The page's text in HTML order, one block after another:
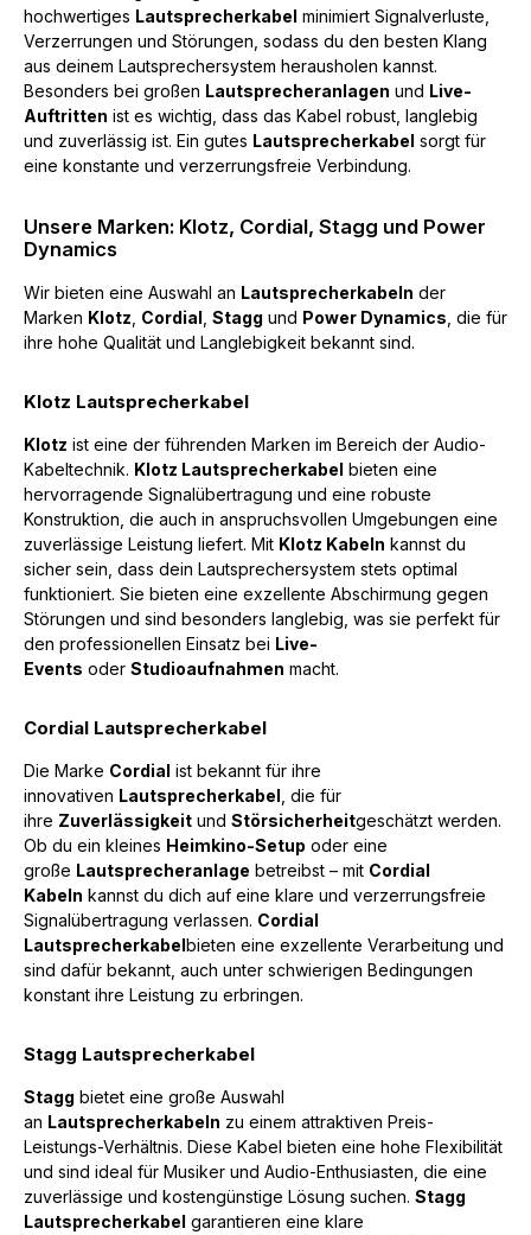
hochwertiges Lautsprecherkabel minimiert Signalverluste,
Verzerrungen und Störungen, sodass du den besten Klang
aus deinem Lautsprechersystem herausholen kannst.
Besonders bei großen Lautsprecheranlagen und Live-
Auftritten ist es wichtig, dass das Kabel robust, langlebig
und zuverlässig ist. Ein gutes Lautsprecherkabel sorgt für
eine konstante und verzerrungsfreie Verbindung.
Unsere Marken: Klotz, Cordial, Stagg und Power
Dynamics
Wir bieten eine Auswahl an Lautsprecherkabeln der
Marken Klotz Cordial Stagg und Power Dynamics , die für
ihre hohe Qualität und Langlebigkeit bekannt sind.
Klotz Lautsprecherkabel
Klotz ist eine der führenden Marken im Bereich der Audio-
Kabeltechnik. Klotz Lautsprecherkabel bieten eine
hervorragende Signalübertragung und eine robuste
Konstruktion, die auch in anspruchsvollen Umgebungen eine
zuverlässige Leistung liefert. Mit Klotz Kabeln kannst du
sicher sein, dass dein Lautsprechersystem stets optimal
funktioniert. Sie bieten eine exzellente Abschirmung gegen
Störungen und sind besonders langlebig, was sie perfekt für
den professionellen Einsatz bei Live-
Events oder Studioaufnahmen macht.
Cordial Lautsprecherkabel
Die Marke Cordial ist bekannt für ihre
innovativen Lautsprecherkabel , die für
ihre Zuverlässigkeit und Störsicherheitgeschätzt werden.
Ob du ein kleines Heimkino-Setup oder eine
große Lautsprecheranlage betreibst – mit Cordial
Kabeln kannst du dich auf eine klare und verzerrungsfreie
Signalübertragung verlassen. Cordial
Lautsprecherkabelbieten eine exzellente Verarbeitung und
sind dafür bekannt, auch unter schwierigen Bedingungen
konstant ihre Leistung zu erbringen.
Stagg Lautsprecherkabel
Stagg bietet eine große Auswahl
an Lautsprecherkabeln zu einem attraktiven Preis-
Leistungs-Verhältnis. Diese Kabel bieten eine hohe Flexibilität
und sind ideal für Musiker und Audio-Enthusiasten, die eine
zuverlässige und kostengünstige Lösung suchen. Stagg
Lautsprecherkabel garantieren eine klare